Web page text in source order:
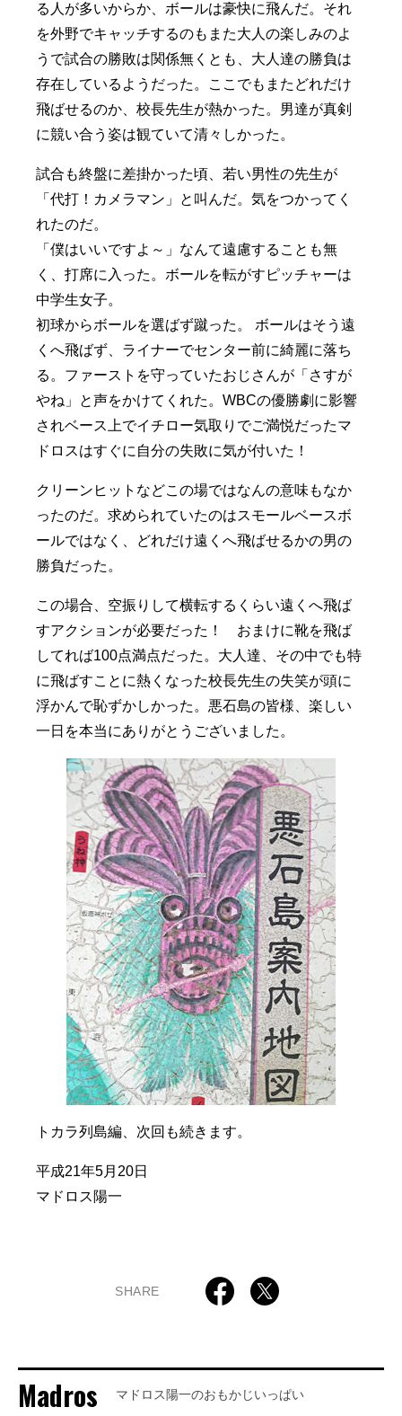
る人が多いからか、ボールは豪快に飛んだ。それ
を外野でキャッチするのもまた大人の楽しみのよ
うで試合の勝敗は関係無くとも、大人達の勝負は
存在しているようだった。ここでもまたどれだけ
飛ばせるのか、校長先生が熱かった。男達が真剣
に競い合う姿は観ていて清々しかった。
試合も終盤に差掛かった頃、若い男性の先生が
「代打！カメラマン」と叫んだ。気をつかってく
れたのだ。
「僕はいいですよ～」なんて遠慮することも無
く、打席に入った。ボールを転がすピッチャーは
中学生女子。
初球からボールを選ばず蹴った。 ボールはそう遠
くへ飛ばず、ライナーでセンター前に綺麗に落ち
る。ファーストを守っていたおじさんが「さすが
やね」と声をかけてくれた。WBCの優勝劇に影響
されベース上でイチロー気取りでご満悦だったマ
ドロスはすぐに自分の失敗に気が付いた！
クリーンヒットなどこの場ではなんの意味もなか
ったのだ。求められていたのはスモールベースボ
ールではなく、どれだけ遠くへ飛ばせるかの男の
勝負だった。
この場合、空振りして横転するくらい遠くへ飛ば
すアクションが必要だった！ おまけに靴を飛ば
してれば100点満点だった。大人達、その中でも特
に飛ばすことに熱くなった校長先生の失笑が頭に
浮かんで恥ずかしかった。悪石島の皆様、楽しい
一日を本当にありがとうございました。
トカラ列島編、次回も続きます。
平成21年5月20日
マドロス陽一
SHARE
Madros マドロス陽一のおもかじいっぱい